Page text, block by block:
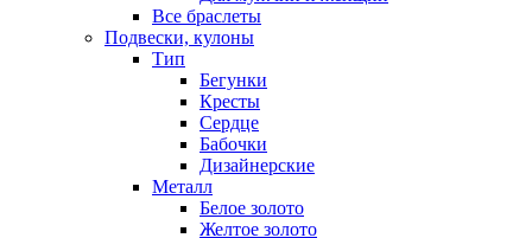
Все браслеты
Подвески, кулоны
Тип
Бегунки
Кресты
Сердце
Бабочки
Дизайнерские
Металл
Белое золото
Желтое золото